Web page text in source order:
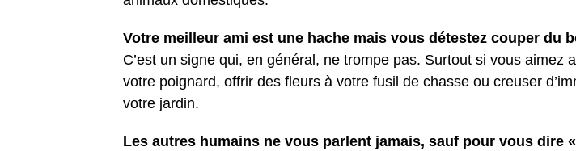
Votre meilleur ami est une hache mais vous détestez couper du
C’est un signe qui, en général, ne trompe pas. Surtout si vous aimez
votre poignard, offrir des fleurs à votre fusil de chasse ou creuser
votre jardin.
Les autres humains ne vous parlent jamais, sauf pour vous dire